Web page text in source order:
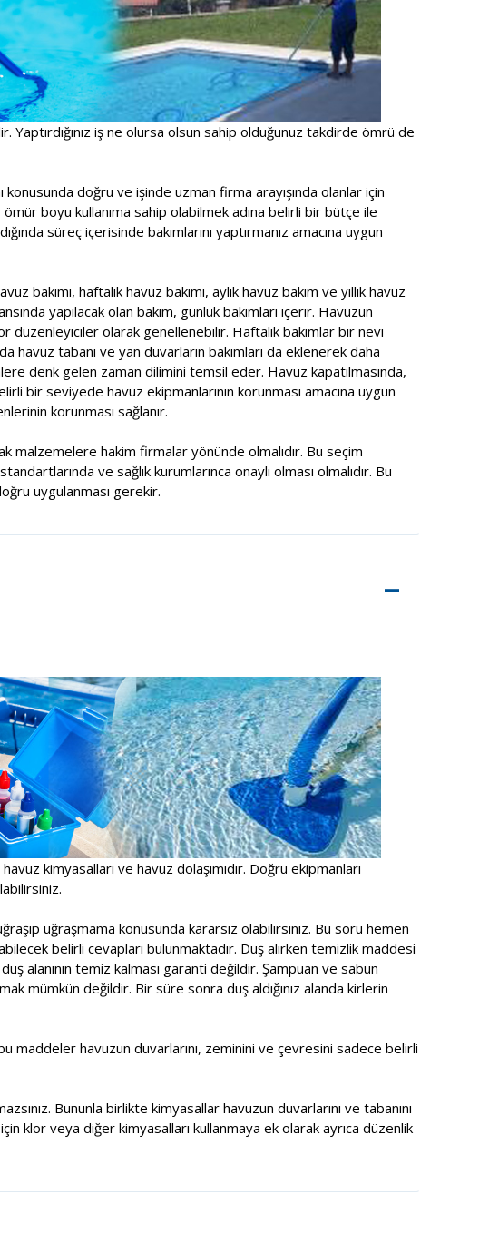
Yaptırdığınız iş ne olursa olsun sahip olduğunuz takdirde ömrü de
konusunda doğru ve işinde uzman firma arayışında olanlar için
boyu kullanıma sahip olabilmek adına belirli bir bütçe ile
süreç içerisinde bakımlarını yaptırmanız amacına uygun
bakımı, haftalık havuz bakımı, aylık havuz bakım ve yıllık havuz
yapılacak olan bakım, günlük bakımları içerir. Havuzun
düzenleyiciler olarak genellenebilir. Haftalık bakımlar bir nevi
havuz tabanı ve yan duvarların bakımları da eklenerek daha
denk gelen zaman dilimini temsil eder. Havuz kapatılmasında,
bir seviyede havuz ekipmanlarının korunması amacına uygun
korunması sağlanır.
malzemelere hakim firmalar yönünde olmalıdır. Bu seçim
ve sağlık kurumlarınca onaylı olması olmalıdır. Bu
uygulanması gerekir.
–
kimyasalları ve havuz dolaşımıdır. Doğru ekipmanları
uğraşmama konusunda kararsız olabilirsiniz. Bu soru hemen
belirli cevapları bulunmaktadır. Duş alırken temizlik maddesi
alanının temiz kalması garanti değildir. Şampuan ve sabun
mümkün değildir. Bir süre sonra duş aldığınız alanda kirlerin
maddeler havuzun duvarlarını, zeminini ve çevresini sadece belirli
Bununla birlikte kimyasallar havuzun duvarlarını ve tabanını
veya diğer kimyasalları kullanmaya ek olarak ayrıca düzenlik